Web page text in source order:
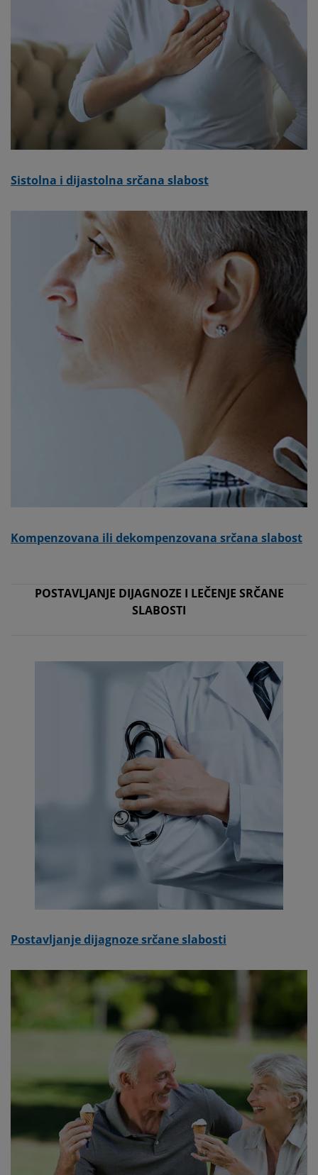
Sistolna i dijastolna srčana slabost
Kompenzovana ili dekompenzovana srčana slabost
POSTAVLJANJE DIJAGNOZE I LEČENJE SRČANE
SLABOSTI
Postavljanje dijagnoze srčane slabosti